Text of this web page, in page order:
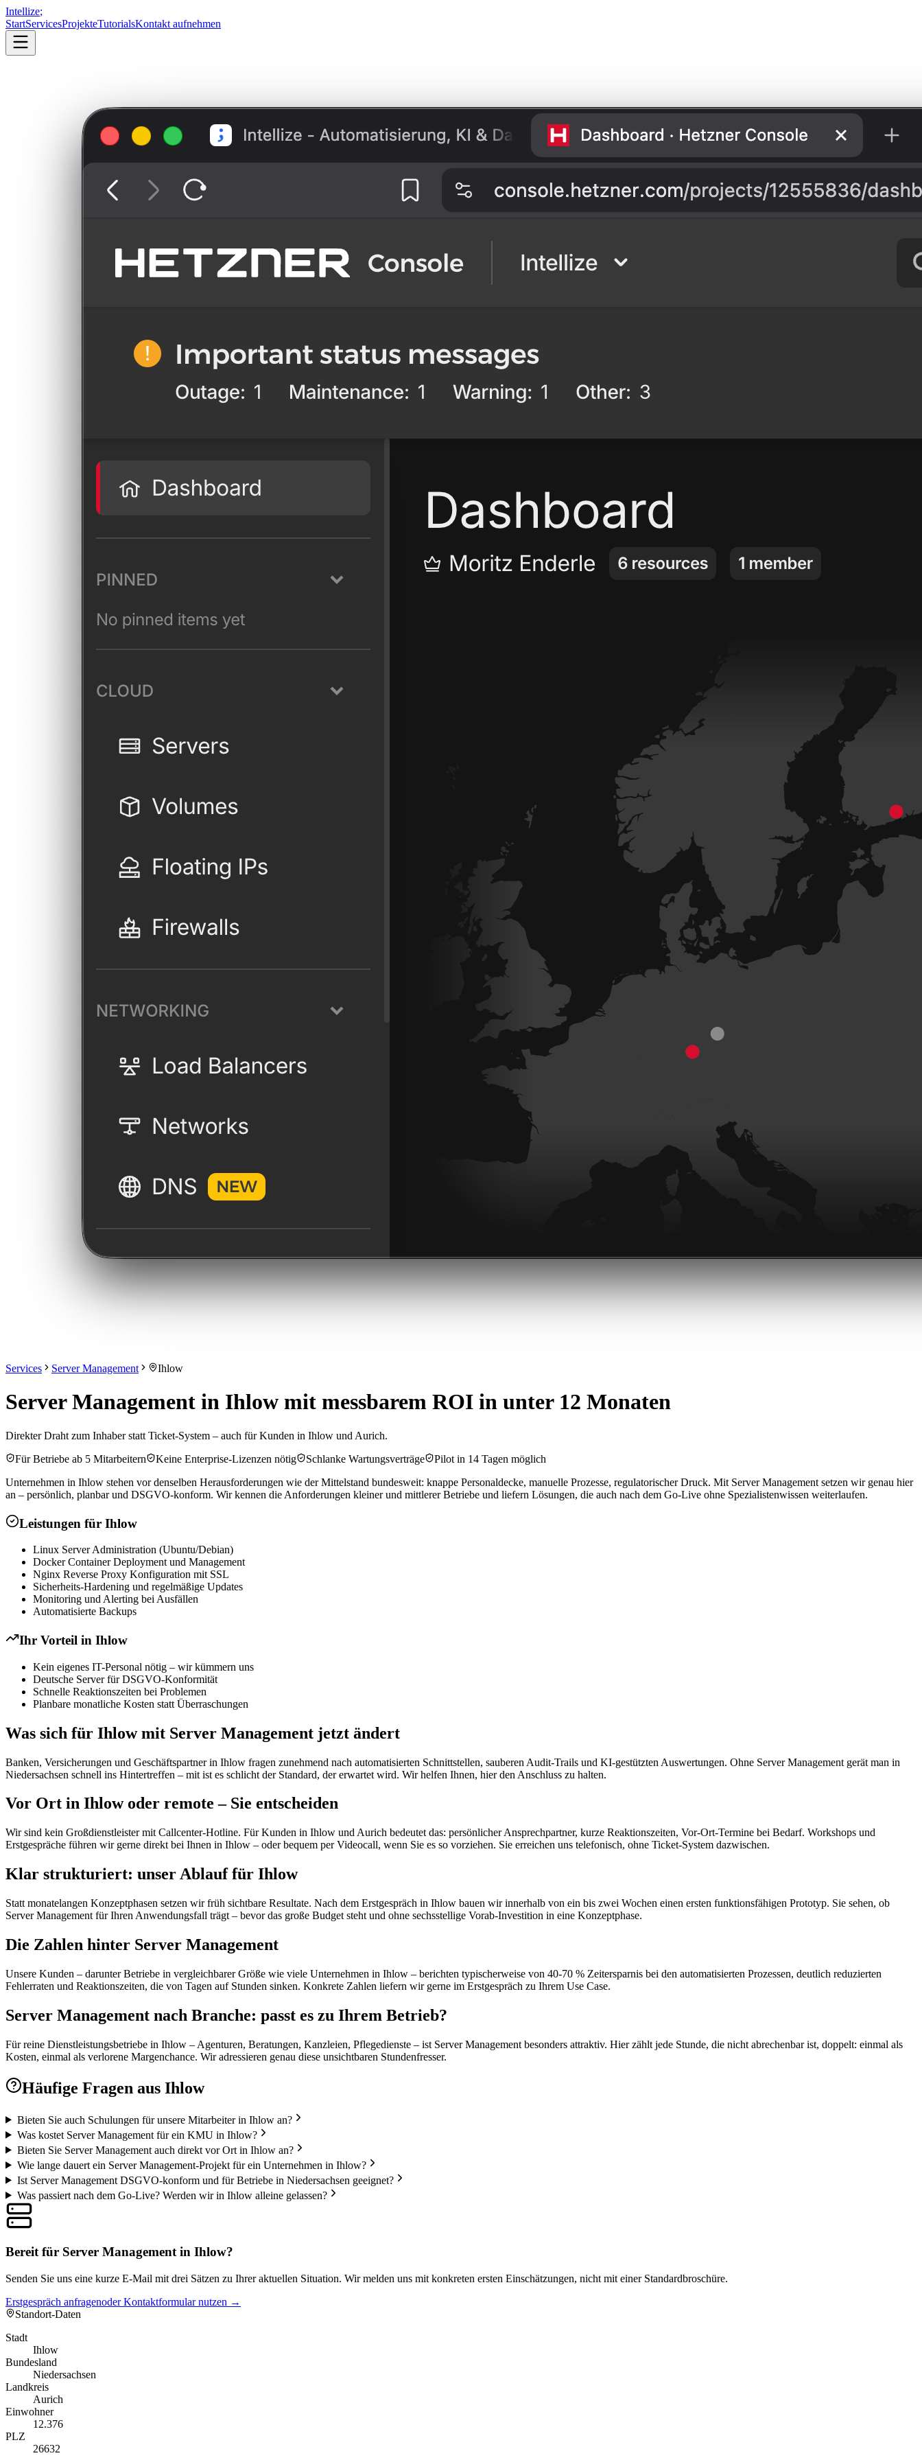
Intellize;
StartServicesProjekteTutorialsKontakt aufnehmen
Services Server Management Ihlow
Server Management in Ihlow mit messbarem ROI in unter 12 Monaten
Direkter Draht zum Inhaber statt Ticket-System – auch für Kunden in Ihlow und Aurich.
Für Betriebe ab 5 Mitarbeitern
Keine Enterprise-Lizenzen nötig Schlanke Wartungsverträge
Pilot in 14 Tagen möglich
Unternehmen in Ihlow stehen vor denselben Herausforderungen wie der Mittelstand bundesweit: knappe Personaldecke, manuelle Prozesse, regulatorischer Druck. Mit Server Management setzen wir genau hier
an – persönlich, planbar und DSGVO-konform. Wir kennen die Anforderungen kleiner und mittlerer Betriebe und liefern Lösungen, die auch nach dem Go-Live ohne Spezialistenwissen weiterlaufen.
Leistungen für Ihlow
Linux Server Administration (Ubuntu/Debian)
Docker Container Deployment und Management
Nginx Reverse Proxy Konfiguration mit SSL
Sicherheits-Hardening und regelmäßige Updates
Monitoring und Alerting bei Ausfällen
Automatisierte Backups
Ihr Vorteil in Ihlow
Kein eigenes IT-Personal nötig – wir kümmern uns
Deutsche Server für DSGVO-Konformität
Schnelle Reaktionszeiten bei Problemen
Planbare monatliche Kosten statt Überraschungen
Was sich für Ihlow mit Server Management jetzt ändert
Banken, Versicherungen und Geschäftspartner in Ihlow fragen zunehmend nach automatisierten Schnittstellen, sauberen Audit-Trails und KI-gestützten Auswertungen. Ohne Server Management gerät man in
Niedersachsen schnell ins Hintertreffen – mit ist es schlicht der Standard, der erwartet wird. Wir helfen Ihnen, hier den Anschluss zu halten.
Vor Ort in Ihlow oder remote – Sie entscheiden
Wir sind kein Großdienstleister mit Callcenter-Hotline. Für Kunden in Ihlow und Aurich bedeutet das: persönlicher Ansprechpartner, kurze Reaktionszeiten, Vor-Ort-Termine bei Bedarf. Workshops und
Erstgespräche führen wir gerne direkt bei Ihnen in Ihlow – oder bequem per Videocall, wenn Sie es so vorziehen. Sie erreichen uns telefonisch, ohne Ticket-System dazwischen.
Klar strukturiert: unser Ablauf für Ihlow
Statt monatelangen Konzeptphasen setzen wir früh sichtbare Resultate. Nach dem Erstgespräch in Ihlow bauen wir innerhalb von ein bis zwei Wochen einen ersten funktionsfähigen Prototyp. Sie sehen, ob
Server Management für Ihren Anwendungsfall trägt – bevor das große Budget steht und ohne sechsstellige Vorab-Investition in eine Konzeptphase.
Die Zahlen hinter Server Management
Unsere Kunden – darunter Betriebe in vergleichbarer Größe wie viele Unternehmen in Ihlow – berichten typischerweise von 40-70 % Zeitersparnis bei den automatisierten Prozessen, deutlich reduzierten
Fehlerraten und Reaktionszeiten, die von Tagen auf Stunden sinken. Konkrete Zahlen liefern wir gerne im Erstgespräch zu Ihrem Use Case.
Server Management nach Branche: passt es zu Ihrem Betrieb?
Für reine Dienstleistungsbetriebe in Ihlow – Agenturen, Beratungen, Kanzleien, Pflegedienste – ist Server Management besonders attraktiv. Hier zählt jede Stunde, die nicht abrechenbar ist, doppelt: einmal als
Kosten, einmal als verlorene Margenchance. Wir adressieren genau diese unsichtbaren Stundenfresser.
Häufige Fragen aus Ihlow
Bieten Sie auch Schulungen für unsere Mitarbeiter in Ihlow an?
Was kostet Server Management für ein KMU in Ihlow?
Bieten Sie Server Management auch direkt vor Ort in Ihlow an?
Wie lange dauert ein Server Management-Projekt für ein Unternehmen in Ihlow?
Ist Server Management DSGVO-konform und für Betriebe in Niedersachsen geeignet?
Was passiert nach dem Go-Live? Werden wir in Ihlow alleine gelassen?
Bereit für Server Management in Ihlow?
Senden Sie uns eine kurze E-Mail mit drei Sätzen zu Ihrer aktuellen Situation. Wir melden uns mit konkreten ersten Einschätzungen, nicht mit einer Standardbroschüre.
Erstgespräch anfragenoder Kontaktformular nutzen →
Standort-Daten
Stadt
Ihlow
Bundesland
Niedersachsen
Landkreis
Aurich
Einwohner
12.376
PLZ
26632